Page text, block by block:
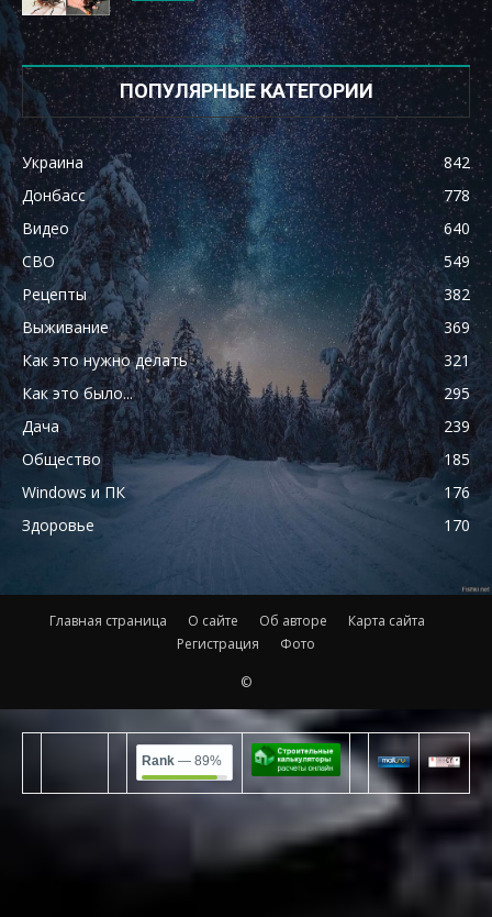
ПОПУЛЯРНЫЕ КАТЕГОРИИ
Украина
842
Донбасс
778
Видео
640
СВО
549
Рецепты
382
Выживание
369
Как это нужно делать
321
Как это было...
295
Дача
239
Общество
185
Windows и ПК
176
Здоровье
170
Главная страница О сайте Об авторе
Карта сайта
Регистрация
Фото
©
Rank — 89%